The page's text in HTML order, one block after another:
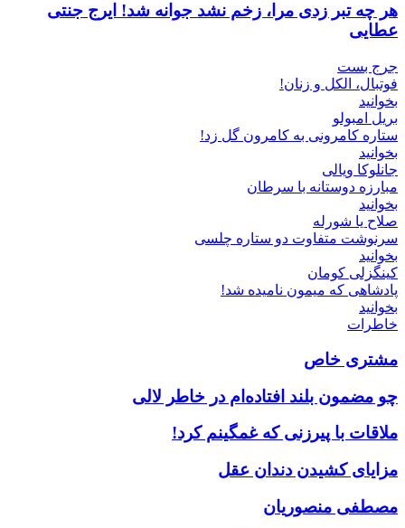
هر چه تبر زدی مرا، زخم نشد جوانه شد! ایرج جنتی
عطایی
جرج بست
فوتبال، الکل و زنان!
بخوانید
بریل امبولو
ستاره کامرونی به کامرون گل زد!
بخوانید
جانلوکا ویالی
مبارزه دوستانه با سرطان
بخوانید
صلاح یا شورله
سرنوشت متفاوت دو ستاره چلسی
بخوانید
کینگزلی کومان
پادشاهی که میمون نامیده شد!
بخوانید
خاطرات
مشتری خاص
چو مضمون بلند افتاده‌ام در خاطر لالی
ملاقات با پیرزنی که غمگینم کرد!
مزایای کشیدن دندان عقل
مصطفی منصوریان